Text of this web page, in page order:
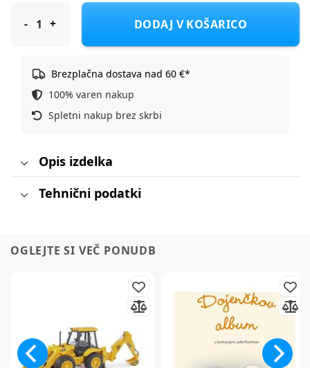
Bruder BW gasilec figura z dodatki
DODAJ V KOŠARICO
Brezplačna dostava nad 60 €*
100% varen nakup
Spletni nakup brez skrbi
Opis izdelka
Tehnični podatki
OGLEJTE SI VEČ PONUDB